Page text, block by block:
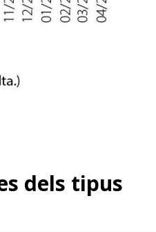
dels tipus